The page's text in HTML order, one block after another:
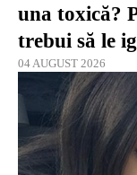
una toxică?
trebui să le
04 AUGUST 2026